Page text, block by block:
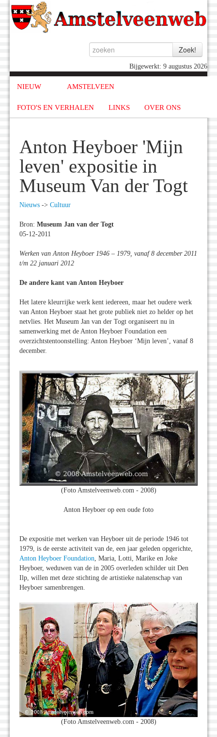
Bijgewerkt: 9 augustus 2026
NIEUW AMSTELVEEN
FOTO'S EN VERHALEN LINKS OVER ONS
Anton Heyboer 'Mijn
leven' expositie in
Museum Van der Togt
Nieuws -> Cultuur
Bron: Museum Jan van der Togt
05-12-2011
Werken van Anton Heyboer 1946 – 1979, vanaf 8 december 2011
t/m 22 januari 2012
De andere kant van Anton Heyboer
Het latere kleurrijke werk kent iedereen, maar het oudere werk
van Anton Heyboer staat het grote publiek niet zo helder op het
netvlies. Het Museum Jan van der Togt organiseert nu in
samenwerking met de Anton Heyboer Foundation een
overzichtstentoonstelling: Anton Heyboer ‘Mijn leven’, vanaf 8
december.
(Foto Amstelveenweb.com - 2008)
Anton Heyboer op een oude foto
De expositie met werken van Heyboer uit de periode 1946 tot
1979, is de eerste activiteit van de, een jaar geleden opgerichte,
Anton Heyboer Foundation , Maria, Lotti, Marike en Joke
Heyboer, weduwen van de in 2005 overleden schilder uit Den
Ilp, willen met deze stichting de artistieke nalatenschap van
Heyboer samenbrengen.
(Foto Amstelveenweb.com - 2008)